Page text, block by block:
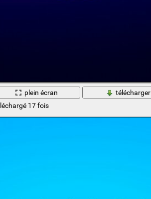
plein écran
télécharger
17 fois